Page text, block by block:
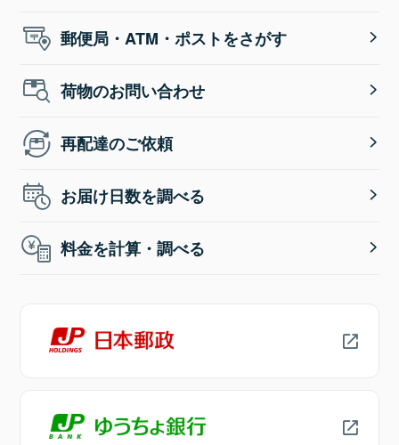
郵便局・ATM・ポストをさがす
荷物のお問い合わせ
再配達のご依頼
お届け日数を調べる
料金を計算・調べる